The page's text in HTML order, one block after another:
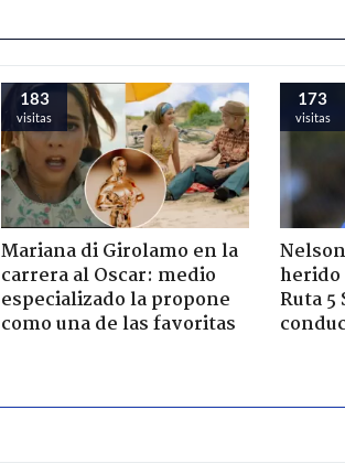
183
visitas
Mariana di Girolamo en la
carrera al Oscar: medio
especializado la propone
como una de las favoritas
173
visitas
herido
Ruta